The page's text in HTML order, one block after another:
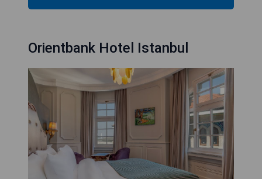
Orientbank Hotel Istanbul